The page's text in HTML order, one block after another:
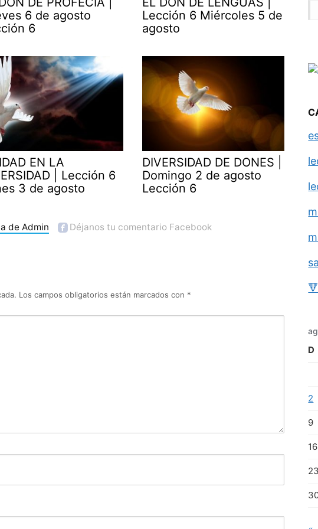
6 de agosto
6
Lección 6 Miércoles 5 de
agosto
EN LA
| Lección 6
3 de agosto
DIVERSIDAD DE DONES |
Domingo 2 de agosto
Lección 6
de Admin Déjanos tu comentario Facebook
Los campos obligatorios están marcados con *
D
2
9
16